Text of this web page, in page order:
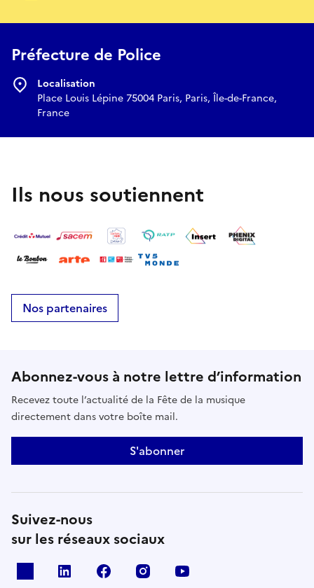
Préfecture de Police
Localisation
Place Louis Lépine 75004 Paris, Paris, Île-de-France,
France
Ils nous soutiennent
Nos partenaires
Abonnez-vous à notre lettre d’information
Recevez toute l’actualité de la Fête de la musique
directement dans votre boîte mail.
S'abonner
Suivez-nous
sur les réseaux sociaux
Linkedin Facebook Instagram